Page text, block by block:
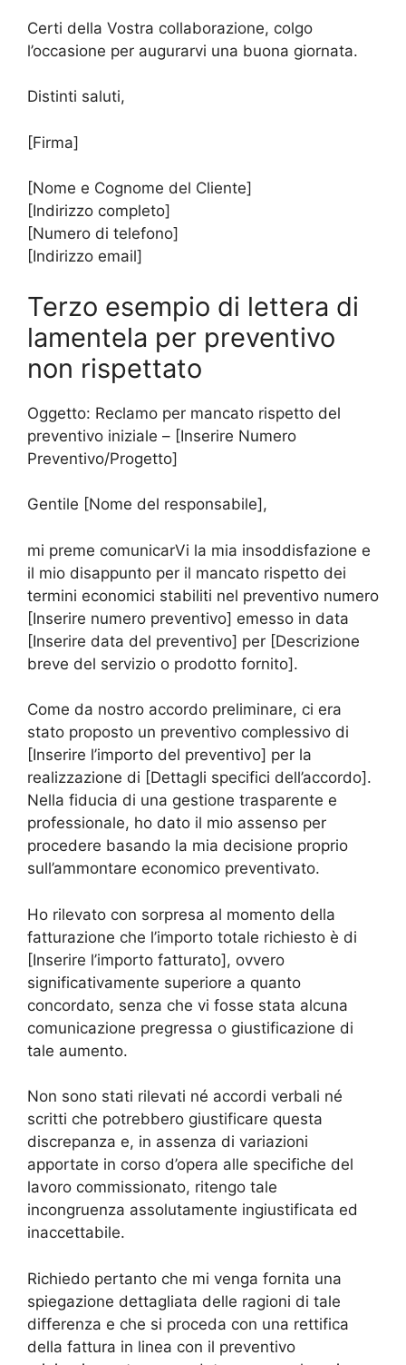
Certi della Vostra collaborazione, colgo
l’occasione per augurarvi una buona giornata.
Distinti saluti,
[Firma]
[Nome e Cognome del Cliente]
[Indirizzo completo]
[Numero di telefono]
[Indirizzo email]
Terzo esempio di lettera di
lamentela per preventivo
non rispettato
Oggetto: Reclamo per mancato rispetto del
preventivo iniziale – [Inserire Numero
Preventivo/Progetto]
Gentile [Nome del responsabile],
mi preme comunicarVi la mia insoddisfazione e
il mio disappunto per il mancato rispetto dei
termini economici stabiliti nel preventivo numero
[Inserire numero preventivo] emesso in data
[Inserire data del preventivo] per [Descrizione
breve del servizio o prodotto fornito].
Come da nostro accordo preliminare, ci era
stato proposto un preventivo complessivo di
[Inserire l’importo del preventivo] per la
realizzazione di [Dettagli specifici dell’accordo].
Nella fiducia di una gestione trasparente e
professionale, ho dato il mio assenso per
procedere basando la mia decisione proprio
sull’ammontare economico preventivato.
Ho rilevato con sorpresa al momento della
fatturazione che l’importo totale richiesto è di
[Inserire l’importo fatturato], ovvero
significativamente superiore a quanto
concordato, senza che vi fosse stata alcuna
comunicazione pregressa o giustificazione di
tale aumento.
Non sono stati rilevati né accordi verbali né
scritti che potrebbero giustificare questa
discrepanza e, in assenza di variazioni
apportate in corso d’opera alle specifiche del
lavoro commissionato, ritengo tale
incongruenza assolutamente ingiustificata ed
inaccettabile.
Richiedo pertanto che mi venga fornita una
spiegazione dettagliata delle ragioni di tale
differenza e che si proceda con una rettifica
della fattura in linea con il preventivo